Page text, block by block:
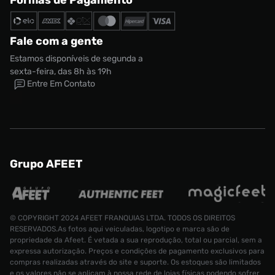
Fale com a gente
Estamos disponíveis de segunda a
sexta-feira, das 8h às 19h
Entre Em Contato
Grupo AFEET
© COPYRIGHT 2024 AFEET FRANQUIAS LTDA. TODOS OS DIREITOS
RESERVADOS.As fotos aqui veiculadas, logotipo e marca são de
propriedade da Afeet. É vetada a sua reprodução, total ou parcial, sem a
expressa autorização. Preços e condições de pagamento exclusivos para
compras realizadas através do site e suporte. Os estoques são limitados
e os valores não se aplicam à nossa rede de lojas físicas podendo sofrer